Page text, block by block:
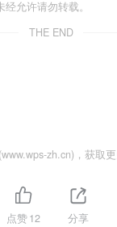
允许请勿转载。
THE END
zh.cn)，获取
点赞12 分享